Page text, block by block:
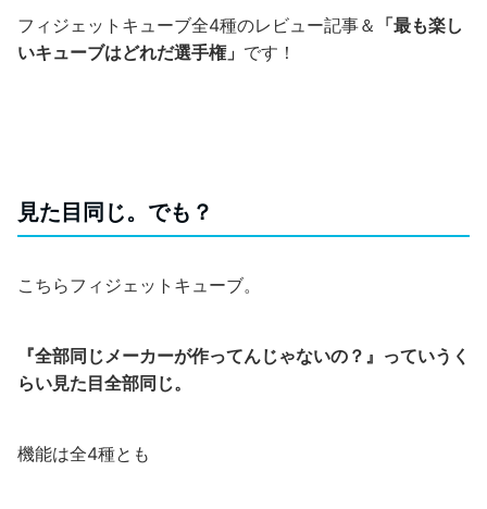
フィジェットキューブ全4種のレビュー記事＆ 「最も楽し
いキューブはどれだ選手権」 です！
見た目同じ。でも？
こちらフィジェットキューブ。
『全部同じメーカーが作ってんじゃないの？』っていうく
らい見た目全部同じ。
機能は全4種とも